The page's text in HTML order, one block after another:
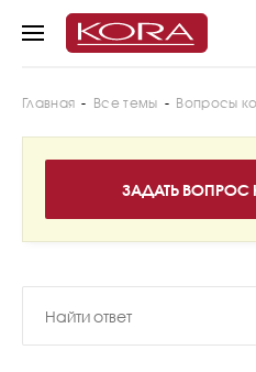
Главная - Все темы - Вопросы